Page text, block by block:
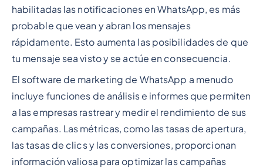
habilitadas las notificaciones en WhatsApp, es más
probable que vean y abran los mensajes
rápidamente. Esto aumenta las posibilidades de que
tu mensaje sea visto y se actúe en consecuencia.
El software de marketing de WhatsApp a menudo
incluye funciones de análisis e informes que permiten
a las empresas rastrear y medir el rendimiento de sus
campañas. Las métricas, como las tasas de apertura,
las tasas de clics y las conversiones, proporcionan
información valiosa para optimizar las campañas